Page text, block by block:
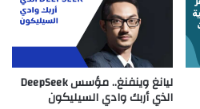
ليانغ وينفنغ.. مؤسس DeepSeek
الذي أربك وادي السيليكون